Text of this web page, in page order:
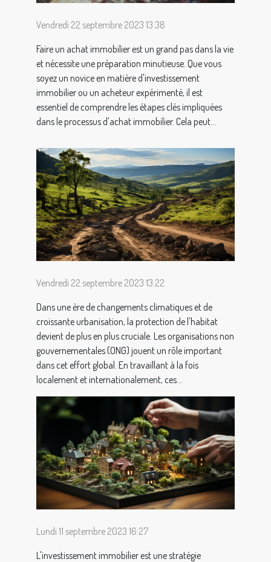
Vendredi 22 septembre 2023 13:38
Faire un achat immobilier est un grand pas dans la vie
et nécessite une préparation minutieuse. Que vous
soyez un novice en matière d'investissement
immobilier ou un acheteur expérimenté, il est
essentiel de comprendre les étapes clés impliquées
dans le processus d'achat immobilier. Cela peut...
Vendredi 22 septembre 2023 13:22
Dans une ère de changements climatiques et de
croissante urbanisation, la protection de l'habitat
devient de plus en plus cruciale. Les organisations non
gouvernementales (ONG) jouent un rôle important
dans cet effort global. En travaillant à la fois
localement et internationalement, ces...
Lundi 11 septembre 2023 16:27
L'investissement immobilier est une stratégie